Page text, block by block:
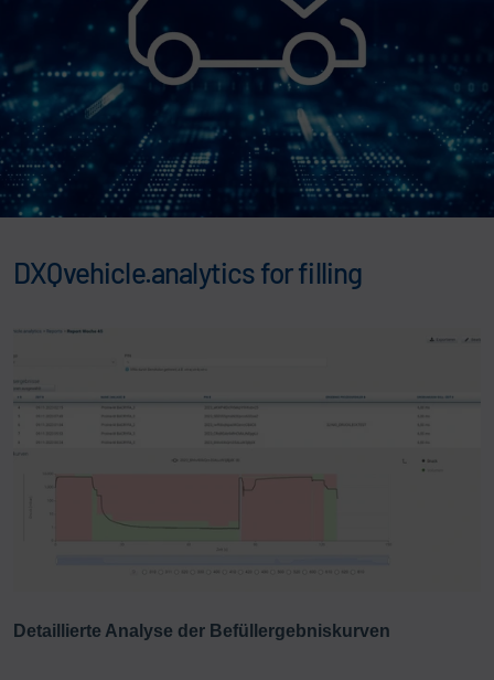
DXQvehicle.analytics for filling
Detaillierte Analyse der Befüllergebniskurven